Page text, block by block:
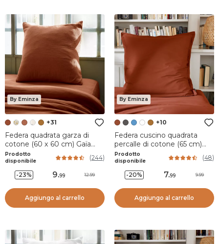
By Eminza
+31
Federa quadrata garza di
cotone (60 x 60 cm) Gaïa
Terracotta
Prodotto
disponibile
(244)
-23% 9.99 12.99
Aggiungo al carrello
By Eminza
+10
Federa cuscino quadrata
percalle di cotone (65 cm)
Cali Terracotta
Prodotto
disponibile
(48)
-20% 7.99 9.99
Aggiungo al carrello